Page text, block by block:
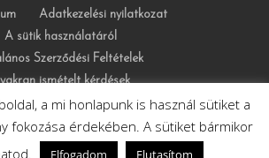
Adatkezelési nyilatkozat
A sütik használatáról
Szerződési Feltételek
ismételt kérdések
a mi honlapunk is használ sütiket a
fokozása érdekében. A sütiket bármikor
Elfogadom Elutasítom